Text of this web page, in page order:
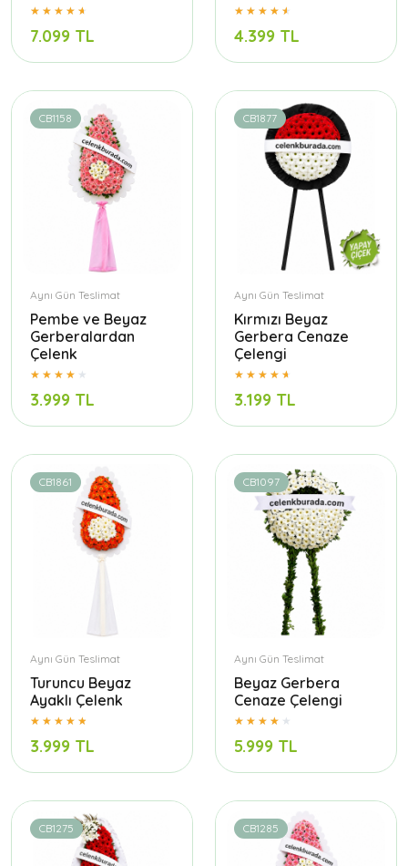
7.099 TL 4.399 TL
CB1158
Aynı Gün Teslimat
Pembe ve Beyaz
Gerberalardan
Çelenk
3.999 TL
CB1877
Aynı Gün Teslimat
Kırmızı Beyaz
Gerbera Cenaze
Çelengi
3.199 TL
CB1861
Aynı Gün Teslimat
Turuncu Beyaz
Ayaklı Çelenk
3.999 TL
CB1097
Aynı Gün Teslimat
Beyaz Gerbera
Cenaze Çelengi
5.999 TL
CB1275 CB1285